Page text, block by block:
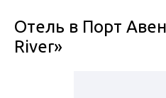
Отель в Порт
River»